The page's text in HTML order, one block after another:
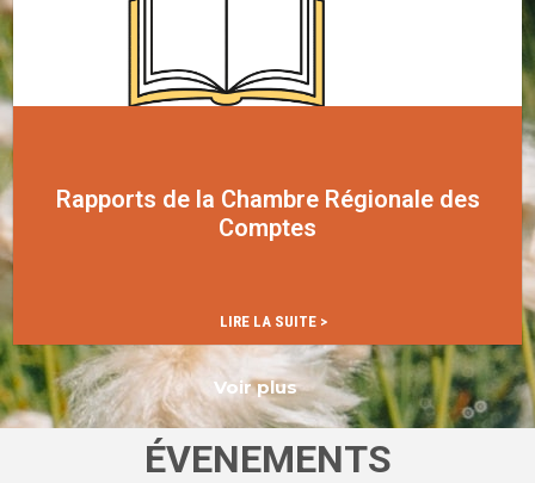
Rapports de la Chambre Régionale des
Comptes
LIRE LA SUITE >
Voir plus
ÉVENEMENTS